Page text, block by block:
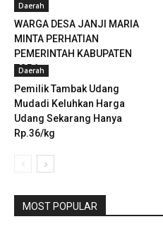
Daerah
WARGA DESA JANJI MARIA
MINTA PERHATIAN
PEMERINTAH KABUPATEN
TOBA
Daerah
Pemilik Tambak Udang
Mudadi Keluhkan Harga
Udang Sekarang Hanya
Rp.36/kg
MOST POPULAR